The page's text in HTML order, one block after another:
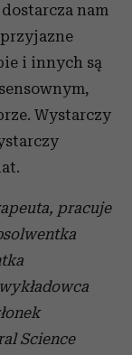
nam
i innych są
Wystarczy
pracuje
Science